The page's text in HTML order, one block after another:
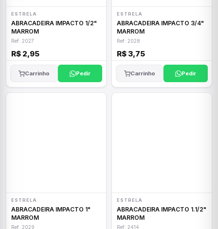
ESTRELA
ABRACADEIRA IMPACTO 1/2"
MARROM
Ref: 2027
R$ 2,95
Carrinho Pedir
ESTRELA
ABRACADEIRA IMPACTO 3/4"
MARROM
Ref: 2028
R$ 3,75
Carrinho Pedir
ESTRELA
ABRACADEIRA IMPACTO 1"
MARROM
Ref: 2029
ESTRELA
ABRACADEIRA IMPACTO 1.1/2"
MARROM
Ref: 2414